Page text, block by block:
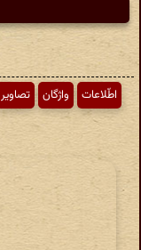
اطّلاعات واژگان تصاویر